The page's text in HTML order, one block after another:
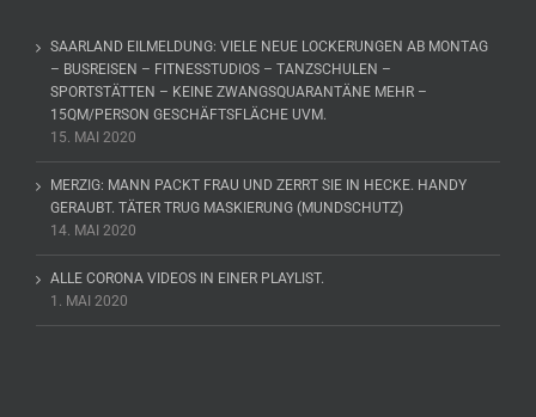
SAARLAND EILMELDUNG: VIELE NEUE LOCKERUNGEN AB MONTAG
– BUSREISEN – FITNESSTUDIOS – TANZSCHULEN –
SPORTSTÄTTEN – KEINE ZWANGSQUARANTÄNE MEHR –
15QM/PERSON GESCHÄFTSFLÄCHE UVM.
15. MAI 2020
MERZIG: MANN PACKT FRAU UND ZERRT SIE IN HECKE. HANDY
GERAUBT. TÄTER TRUG MASKIERUNG (MUNDSCHUTZ)
14. MAI 2020
ALLE CORONA VIDEOS IN EINER PLAYLIST.
1. MAI 2020